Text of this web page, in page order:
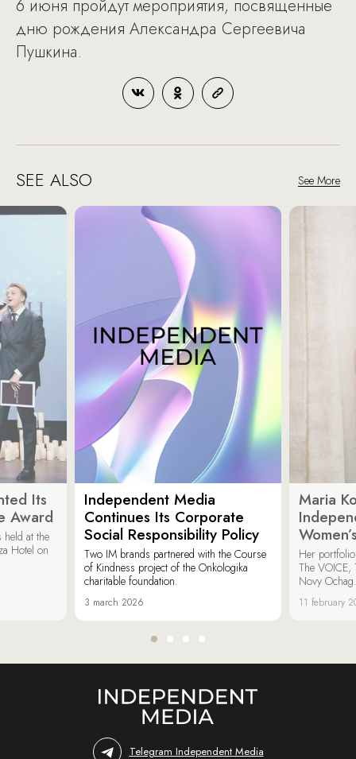
6 июня пройдут мероприятия, посвященные
дню рождения Александра Сергеевича
Пушкина.
SEE ALSO See More
Its
Award
held at the
Hotel on
Independent Media
Continues Its Corporate
Social Responsibility Policy
Two IM brands partnered with the Course
of Kindness project of the Onkologika
charitable foundation.
3 march 2026
Maria
Her
The VOICE,
Novy Ochag.
11 february
Telegram Independent Media